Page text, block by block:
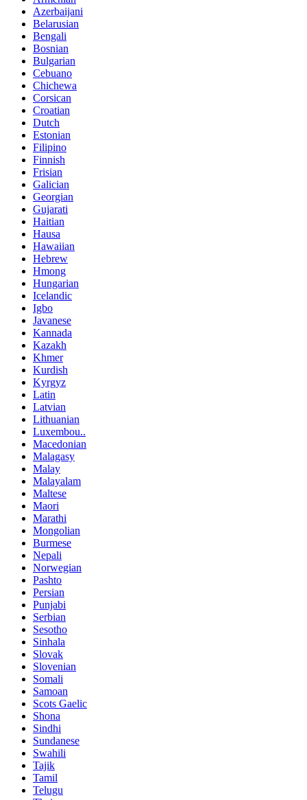
Azerbaijani
Belarusian
Bengali
Bosnian
Bulgarian
Cebuano
Chichewa
Corsican
Croatian
Dutch
Estonian
Filipino
Finnish
Frisian
Galician
Georgian
Gujarati
Haitian
Hausa
Hawaiian
Hebrew
Hmong
Hungarian
Icelandic
Igbo
Javanese
Kannada
Kazakh
Khmer
Kurdish
Kyrgyz
Latin
Latvian
Lithuanian
Luxembou..
Macedonian
Malagasy
Malay
Malayalam
Maltese
Maori
Marathi
Mongolian
Burmese
Nepali
Norwegian
Pashto
Persian
Punjabi
Serbian
Sesotho
Sinhala
Slovak
Slovenian
Somali
Samoan
Scots Gaelic
Shona
Sindhi
Sundanese
Swahili
Tajik
Tamil
Telugu